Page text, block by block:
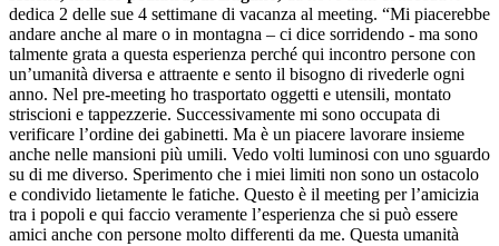
dedica 2 delle sue 4 settimane di vacanza al meeting. “Mi piacerebbe
andare anche al mare o in montagna – ci dice sorridendo - ma sono
talmente grata a questa esperienza perché qui incontro persone con
un’umanità diversa e attraente e sento il bisogno di rivederle ogni
anno. Nel pre-meeting ho trasportato oggetti e utensili, montato
striscioni e tappezzerie. Successivamente mi sono occupata di
verificare l’ordine dei gabinetti. Ma è un piacere lavorare insieme
anche nelle mansioni più umili. Vedo volti luminosi con uno sguardo
su di me diverso. Sperimento che i miei limiti non sono un ostacolo
e condivido lietamente le fatiche. Questo è il meeting per l’amicizia
tra i popoli e qui faccio veramente l’esperienza che si può essere
amici anche con persone molto differenti da me. Questa umanità